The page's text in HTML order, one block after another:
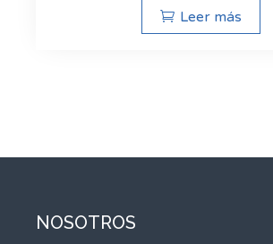
Leer más
NOSOTROS